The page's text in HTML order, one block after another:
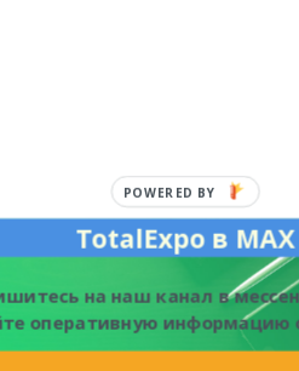
TotalExpo в MAX
на наш канал в
оперативную информацию
POWERED BY